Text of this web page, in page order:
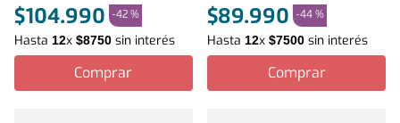
$104.990 -42 %
Hasta 12x $8750 sin interés
Comprar
$89.990 -44 %
Hasta12x$7500 sin interés
Comprar